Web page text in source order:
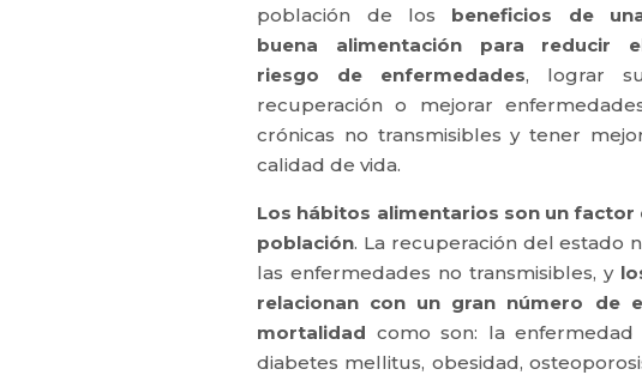
población de los beneficios de
buena alimentación para reducir
riesgo de enfermedades, lograr su
recuperación o mejorar
crónicas no transmisibles y tener
calidad de vida.
Los hábitos alimentarios son un
población. La recuperación del estado
las enfermedades no transmisibles, y
relacionan con un gran número de
mortalidad como son: la enfermedad
diabetes mellitus, obesidad,